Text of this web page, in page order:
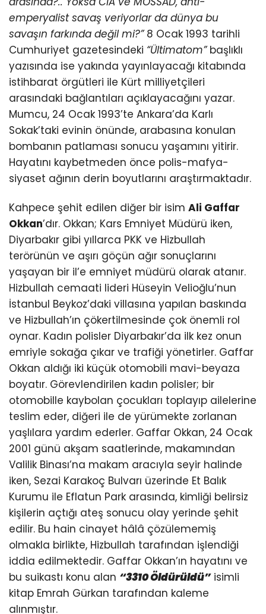
emperyalist savaş veriyorlar da dünya bu
savaşın farkında değil mi?”8 Ocak 1993 tarihli
Cumhuriyet gazetesindeki “Ültimatom”başlıklı
yazısında ise yakında yayınlayacağı kitabında
istihbarat örgütleri ile Kürt milliyetçileri
arasındaki bağlantıları açıklayacağını yazar.
Mumcu, 24 Ocak 1993’te Ankara’da Karlı
Sokak’taki evinin önünde, arabasına konulan
bombanın patlaması sonucu yaşamını yitirir.
Hayatını kaybetmeden önce polis-mafya-
siyaset ağının derin boyutlarını araştırmaktadır.
Kahpece şehit edilen diğer bir isim Ali Gaffar
Okkan’dır. Okkan; Kars Emniyet Müdürü iken,
Diyarbakır gibi yıllarca PKK ve Hizbullah
terörünün ve aşırı göçün ağır sonuçlarını
yaşayan bir il’e emniyet müdürü olarak atanır.
Hizbullah cemaati lideri Hüseyin Velioğlu’nun
İstanbul Beykoz’daki villasına yapılan baskında
ve Hizbullah’ın çökertilmesinde çok önemli rol
oynar. Kadın polisler Diyarbakır’da ilk kez onun
emriyle sokağa çıkar ve trafiği yönetirler. Gaffar
Okkan aldığı iki küçük otomobili mavi-beyaza
boyatır. Görevlendirilen kadın polisler; bir
otomobille kaybolan çocukları toplayıp ailelerine
teslim eder, diğeri ile de yürümekte zorlanan
yaşlılara yardım ederler. Gaffar Okkan, 24 Ocak
2001 günü akşam saatlerinde, makamından
Valilik Binası’na makam aracıyla seyir halinde
iken, Sezai Karakoç Bulvarı üzerinde Et Balık
Kurumu ile Eflatun Park arasında, kimliği belirsiz
kişilerin açtığı ateş sonucu olay yerinde şehit
edilir. Bu hain cinayet hâlâ çözülememiş
olmakla birlikte, Hizbullah tarafından işlendiği
iddia edilmektedir. Gaffar Okkan’ın hayatını ve
bu suikastı konu alan “3310 Öldürüldü”isimli
kitap Emrah Gürkan tarafından kaleme
alınmıştır.